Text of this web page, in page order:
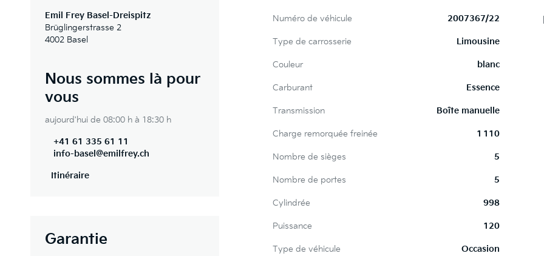
Numéro de véhicule 2007367/22
Type de carrosserie Limousine
Couleur blanc
Carburant Essence
Transmission Boîte manuelle
Charge remorquée freinée 1 110
Nombre de sièges 5
Nombre de portes 5
Cylindrée 998
Puissance 120
Type de véhicule Occasion
Emil Frey Basel-Dreispitz
Brüglingerstrasse 2
4002 Basel
Nous sommes là pour
vous
aujourd'hui de 08:00 h à 18:30 h
+41 61 335 61 11
info-basel@emilfrey.ch
Itinéraire
Garantie